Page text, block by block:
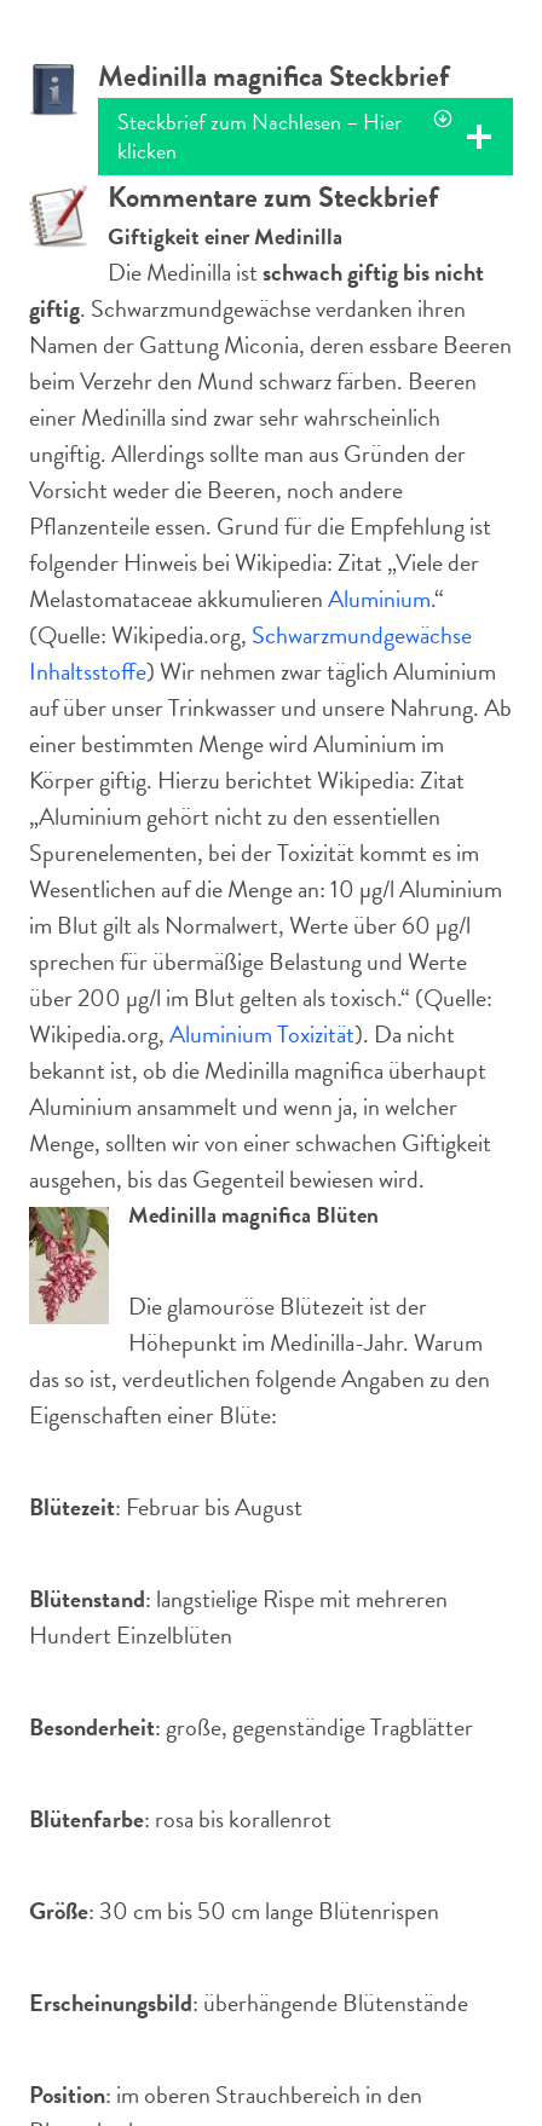
Medinilla magnifica Steckbrief
Steckbrief zum Nachlesen – Hier
klicken
Kommentare zum Steckbrief
Giftigkeit einer Medinilla
Die Medinilla istschwach giftig bisnicht
giftig. Schwarzmundgewächse verdanken ihren
Namen der Gattung Miconia, deren essbare Beeren
beim Verzehr den Mund schwarz färben. Beeren
einer Medinilla sind zwar sehr wahrscheinlich
ungiftig. Allerdings sollte man aus Gründen der
Vorsicht weder die Beeren, noch andere
Pflanzenteile essen. Grund für die Empfehlung ist
folgender Hinweis bei Wikipedia: Zitat „Viele der
Melastomataceae akkumulierenAluminium.“
(Quelle: Wikipedia.org, Schwarzmundgewächse
Inhaltsstoffe) Wir nehmen zwar täglich Aluminium
auf über unser Trinkwasser und unsere Nahrung. Ab
einer bestimmten Menge wird Aluminium im
Körper giftig. Hierzu berichtet Wikipedia: Zitat
„Aluminium gehört nicht zu den essentiellen
Spurenelementen, bei der Toxizität kommt es im
Wesentlichen auf die Menge an: 10 µg/l Aluminium
im Blut gilt als Normalwert, Werte über 60 µg/l
sprechen für übermäßige Belastung und Werte
über 200 µg/l im Blut gelten als toxisch.“ (Quelle:
Wikipedia.org,Aluminium Toxizität). Da nicht
bekannt ist, ob die Medinilla magnifica überhaupt
Aluminium ansammelt und wenn ja, in welcher
Menge, sollten wir von einer schwachen Giftigkeit
ausgehen, bis das Gegenteil bewiesen wird.
Medinilla magnifica Blüten
Die glamouröse Blütezeit ist der
Höhepunkt im Medinilla-Jahr. Warum
das so ist, verdeutlichen folgende Angaben zu den
Eigenschaften einer Blüte:
Blütezeit: Februar bis August
Blütenstand: langstielige Rispe mit mehreren
Hundert Einzelblüten
Besonderheit: große, gegenständige Tragblätter
Blütenfarbe: rosa bis korallenrot
Größe: 30 cm bis 50 cm lange Blütenrispen
Erscheinungsbild: überhängende Blütenstände
Position: im oberen Strauchbereich in den